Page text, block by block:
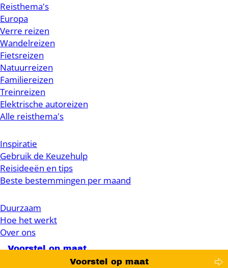
Voorstel op maat
Reisthema's
Europa
Verre reizen
Wandelreizen
Fietsreizen
Natuurreizen
Familiereizen
Treinreizen
Elektrische autoreizen
Alle reisthema's
Inspiratie
Gebruik de Keuzehulp
Reisideeën en tips
Beste bestemmingen per maand
Duurzaam
Hoe het werkt
Over ons
Voorstel op maat